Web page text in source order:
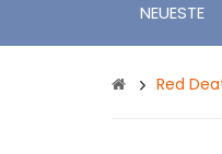
NEUESTE
Red